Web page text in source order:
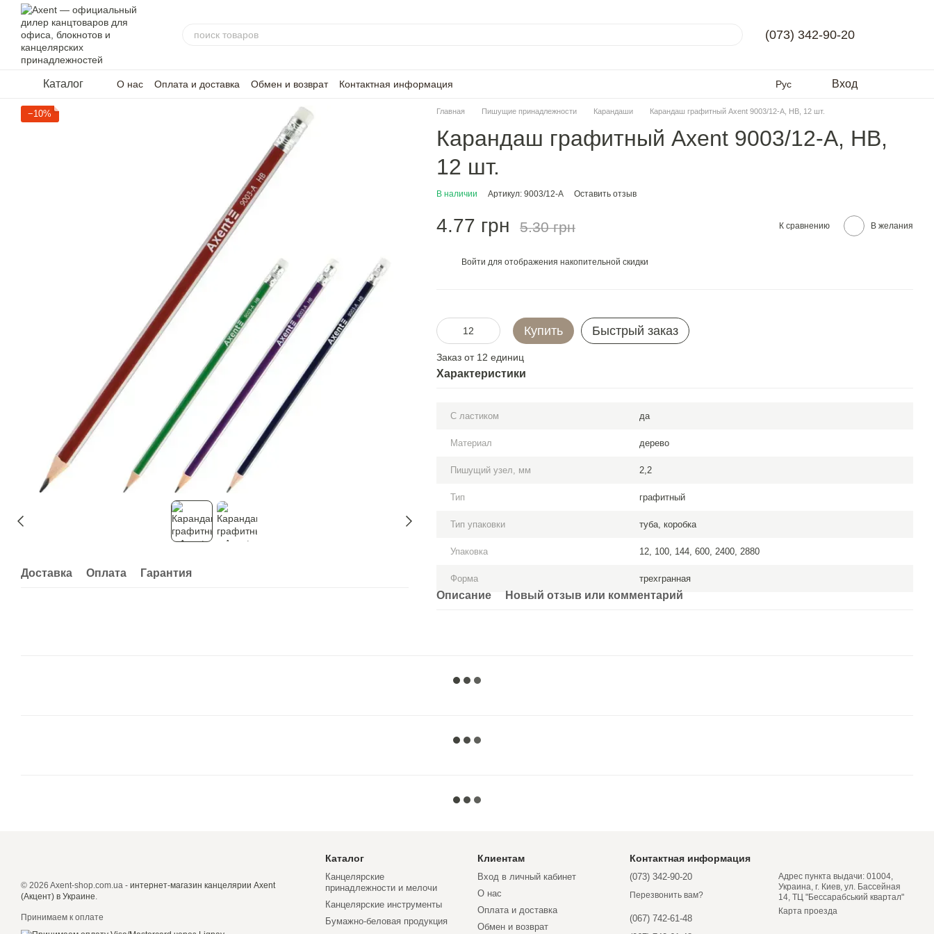
Перейти к основному контенту
(073) 342-90-20
Каталог О нас Оплата и доставка Обмен и возврат Контактная информация Рус Вход
−10%
Доставка Оплата Гарантия
Главная Пишущие принадлежности Карандаши Карандаш графитный Axent 9003/12-A, НВ, 12 шт.
Карандаш графитный Axent 9003/12-A, НВ,
12 шт.
В наличии Артикул: 9003/12-A Оставить отзыв
4.77 грн 5.30 грн К сравнению В желания
Войти для отображения накопительной скидки
Купить Быстрый заказ
Заказ от 12 единиц
Характеристики
С ластиком да
Материал дерево
Пишущий узел, мм 2,2
Тип графитный
Тип упаковки туба, коробка
Упаковка 12, 100, 144, 600, 2400, 2880
Форма трехгранная
Описание Новый отзыв или комментарий
© 2026 Axent-shop.com.ua - интернет-магазин канцелярии Axent
(Акцент) в Украине.
Принимаем к оплате
Каталог
Канцелярские
принадлежности и мелочи
Канцелярские инструменты
Бумажно-беловая продукция
Клиентам
Вход в личный кабинет
О нас
Оплата и доставка
Обмен и возврат
Контактная информация
(073) 342-90-20
Перезвонить вам?
(067) 742-61-48
Адрес пункта выдачи: 01004,
Украина, г. Киев, ул. Бассейная
14, ТЦ "Бессарабський квартал"
Карта проезда